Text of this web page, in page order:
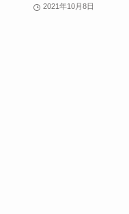
2021年10月8日